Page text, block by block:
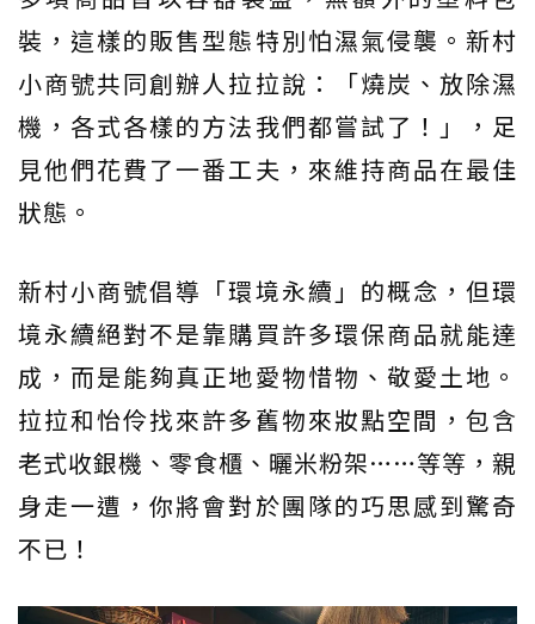
裝，這樣的販售型態特別怕濕氣侵襲。新村
小商號共同創辦人拉拉說：「燒炭、放除濕
機，各式各樣的方法我們都嘗試了！」，足
見他們花費了一番工夫，來維持商品在最佳
狀態。
新村小商號倡導「環境永續」的概念，但環
境永續絕對不是靠購買許多環保商品就能達
成，而是能夠真正地愛物惜物、敬愛土地。
拉拉和怡伶找來許多舊物來妝點空間，包含
老式收銀機、零食櫃、曬米粉架……等等，親
身走一遭，你將會對於團隊的巧思感到驚奇
不已！